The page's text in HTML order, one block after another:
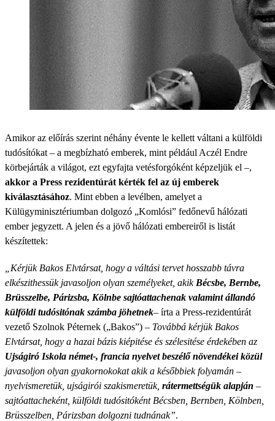
Amikor az előírás szerint néhány évente le kellett váltani a külföldi
tudósítókat – a megbízható emberek, mint például Aczél Endre
körbejárták a világot, ezt egyfajta vetésforgóként képzeljük el –,
akkor a Press rezidentúrát kérték fel az új emberek
kiválasztásához. Mint ebben a levélben, amelyet a
Külügyminisztériumban dolgozó „Komlósi” fedőnevű hálózati
ember jegyzett. A jelen és a jövő hálózati embereiről is listát
készítettek:
„Kérjük Bakos Elvtársat, hogy a váltási tervet hosszabb távra
elkészithessük javasoljon olyan személyeket, akik Bécsbe, Bernbe,
Brüsszelbe, Párizsba, Kölnbe sajtóattachenak valamint állandó
külföldi tudósitónak számba jöhetnek– írta a Press-rezidentúrát
vezető Szolnok Péternek („Bakos”) – Továbbá kérjük Bakos
Elvtársat, hogy a hazai bázis kiépitése és szélesitése érdekében az
Ujságiró Iskola német-, francia nyelvet beszélő növendékei közül
javasoljon olyan gyakornokokat akik a későbbiek folyamán –
nyelvismeretük, ujságirói szakismeretük, rátermettségük alapján –
sajtóattacheként, külföldi tudósitóként Bécsben, Bernben, Kölnben,
Brüsszelben, Párizsban dolgozni tudnának”.